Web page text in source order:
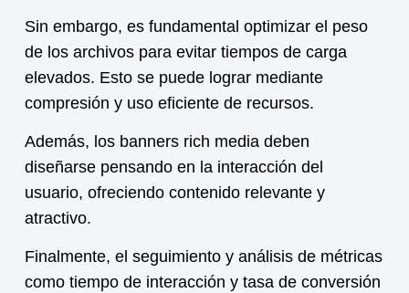
Sin embargo, es fundamental optimizar el peso
de los archivos para evitar tiempos de carga
elevados. Esto se puede lograr mediante
compresión y uso eficiente de recursos.
Además, los banners rich media deben
diseñarse pensando en la interacción del
usuario, ofreciendo contenido relevante y
atractivo.
Finalmente, el seguimiento y análisis de métricas
como tiempo de interacción y tasa de conversión